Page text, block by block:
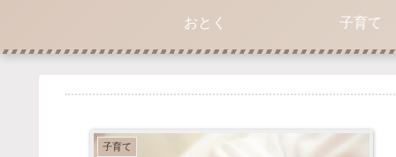
おとく 子育て
子育て